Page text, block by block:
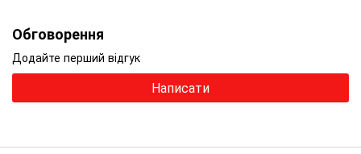
Обговорення
Додайте перший відгук
Написати